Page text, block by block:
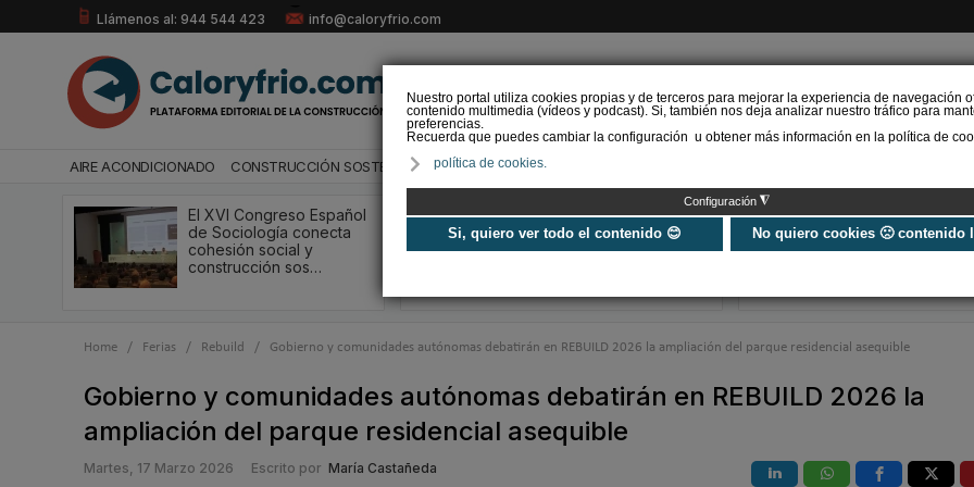
Nuestro portal utiliza cookies propias y de terceros para mejorar la experiencia de navegación
contenido multimedia (vídeos y podcast). Si, también nos deja analizar nuestro tráfico para
preferencias.
Recuerda que puedes cambiar la configuración u obtener más información en la política de
política de cookies.
Configuración ◮
Si, quiero ver todo el contenido 😊 No quiero cookies 🙁 contenido
Llámenos al: 944 544 423 info@caloryfrio.com
AIRE ACONDICIONADO CONSTRUCCIÓN SOSTENIBLE ENERGÍAS RENOVABLES
El XVI Congreso Español
de Sociología conecta
cohesión social y
construcción sos…
Las Ferias GENERA y
MATELEC abren el
registro para visitantes
Una intensa
divulgativa en
territorio
Home / Ferias / Rebuild / Gobierno y comunidades autónomas debatirán en REBUILD 2026 la ampliación del parque residencial asequible
Gobierno y comunidades autónomas debatirán en REBUILD 2026 la
ampliación del parque residencial asequible
Martes, 17 Marzo 2026 Escrito por María Castañeda